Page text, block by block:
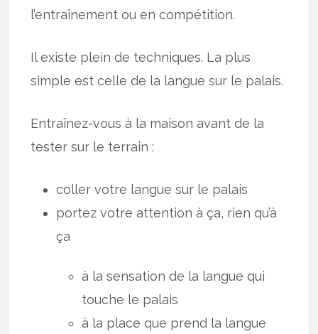
l’entraînement ou en compétition.
Il existe plein de techniques. La plus
simple est celle de la langue sur le palais.
Entraînez-vous à la maison avant de la
tester sur le terrain :
coller votre langue sur le palais
portez votre attention à ça, rien qu’à
ça
à la sensation de la langue qui
touche le palais
à la place que prend la langue